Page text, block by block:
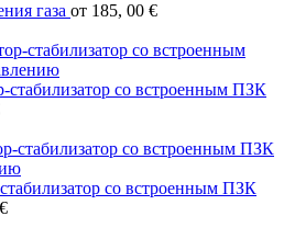
газа от 185, 00 €
стабилизатор со встроенным ПЗК
со встроенным ПЗК